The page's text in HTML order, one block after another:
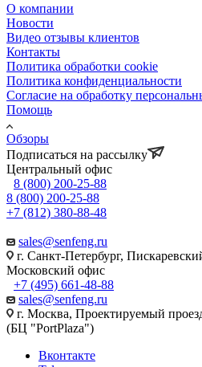
О компании
Новости
Видео отзывы клиентов
Контакты
Политика обработки cookie
Политика конфиденциальности
Согласие на обработку
Помощь
Обзоры
Подписаться на рассылку
Центральный офис
8 (800) 200-25-88
8 (800) 200-25-88
+7 (812) 380-88-48
sales@senfeng.ru
г. Санкт-Петербург,
Московский офис
+7 (495) 661-48-88
sales@senfeng.ru
г. Москва, Проектируемый
(БЦ "PortPlaza")
Вконтакте